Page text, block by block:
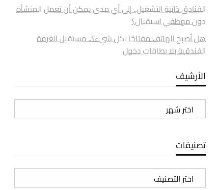
الفنادق ذاتية التشغيل.. إلى أي مدى يمكن أن تعمل المنشأة
دون موظفي استقبال؟
هل أصبح الهاتف مفتاحًا لكل شيء؟.. مستقبل الغرفة
الفندقية بلا بطاقات دخول
الأرشيف
الأرشيف
تصنيفات
تصنيفات